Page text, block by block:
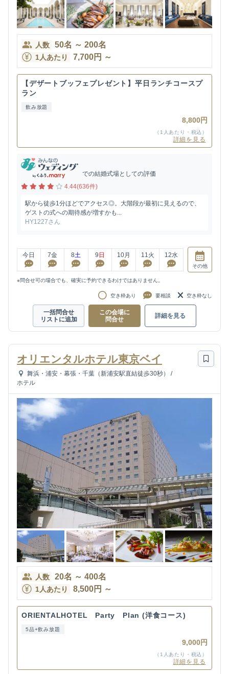
人数 50名 ～ 200名
1人あたり 7,700円 ～
【デザートブッフェプレゼント】平日ランチコースプ
ラン
飲み放題
8,800円
（1人あたり・税込）
詳細を見る
での結婚式場としての評価
4.44(636件)
駅から徒歩1分ほどでアクセス◎。大階段が最初に見えるので、
ゲストの式への期待感が増すかも...
HY1227さん
今日 7金 8土 9 日 10月 11火 12水
その他
※問合せ可の場合でも、確実に予約できるわけではありません。
空き枠あり 要相談 空き枠なし
一括問合せ
リストに追加
この会場に
問合せ
詳細を見る
オリエンタルホテル東京ベイ
舞浜・浦安・幕張・千葉（新浦安駅直結徒歩30秒）
/
ホテル
人数 20名 ～ 400名
1人あたり 8,500円 ～
ORIENTALHOTEL Party Plan (洋食コース)
5品+飲み放題
9,000円
（1人あたり・税込）
詳細を見る